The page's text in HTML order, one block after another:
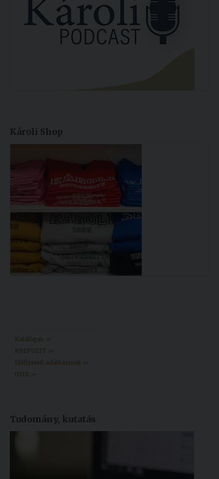
Károli Shop
Katalógus >>
KREPOZIT >>
Előfizetett adatbázisok >>
GYIK >>
Tudomány, kutatás